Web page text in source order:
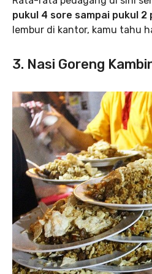
pukul 4 sore sampai pukul 2
lembur di kantor, kamu tahu
3. Nasi Goreng